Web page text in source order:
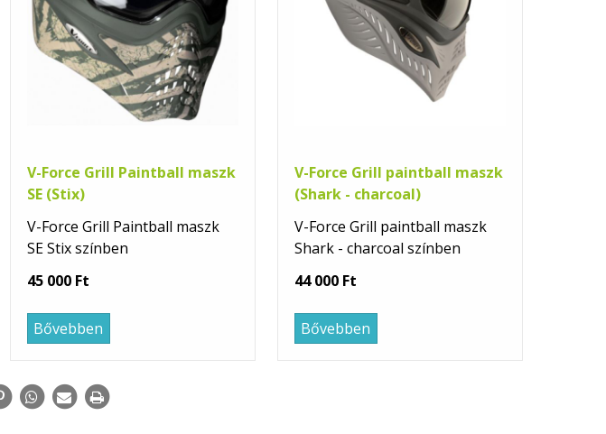
V-Force Grill Paintball maszk
SE (Stix)
V-Force Grill Paintball maszk
SE Stix színben
45 000 Ft
Bővebben
V-Force Grill paintball maszk
(Shark - charcoal)
V-Force Grill paintball maszk
Shark - charcoal színben
44 000 Ft
Bővebben